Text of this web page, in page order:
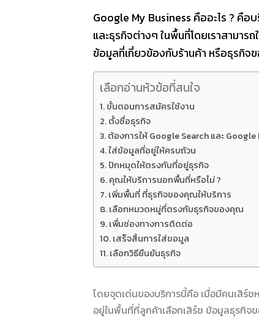
Google My Business คืออะไร ? คื
และธุรกิจต่างๆ ในพื้นที่โดยเราสามา
ข้อมูลที่เกี่ยวข้องกับร้านค้า หรือธุรกิจ
เลือกอ่านหัวข้อที่สนใจ
ขั้นตอนการสมัครใช้งาน
ตั้งชื่อธุรกิจ
ต้องการให้ Google Search และ
ใส่ข้อมูลที่อยู่ให้ครบถ้วน
ปักหมุดให้ตรงกับที่อยู่ธุรกิจ
คุณให้บริการนอกพื้นที่หรือไม่ ?
เพิ่มพื้นที่ ที่ธุรกิจของคุณให้บริการ
เลือกหมวดหมู่ที่ตรงกับธุรกิจของคุณ
เพื่มช่องทางการติดต่อ
เสร็จสิ้นการใส่ขอมูล
เลือกวิธียืนยันธุรกิจ
โดยจุดเด่นของบริการนี้คือ เมื่อมีคนเสิร์
อยู่ในพื้นที่ที่ลูกค้าเลือกเสิร์ช ข้อมูลธุรกิจ